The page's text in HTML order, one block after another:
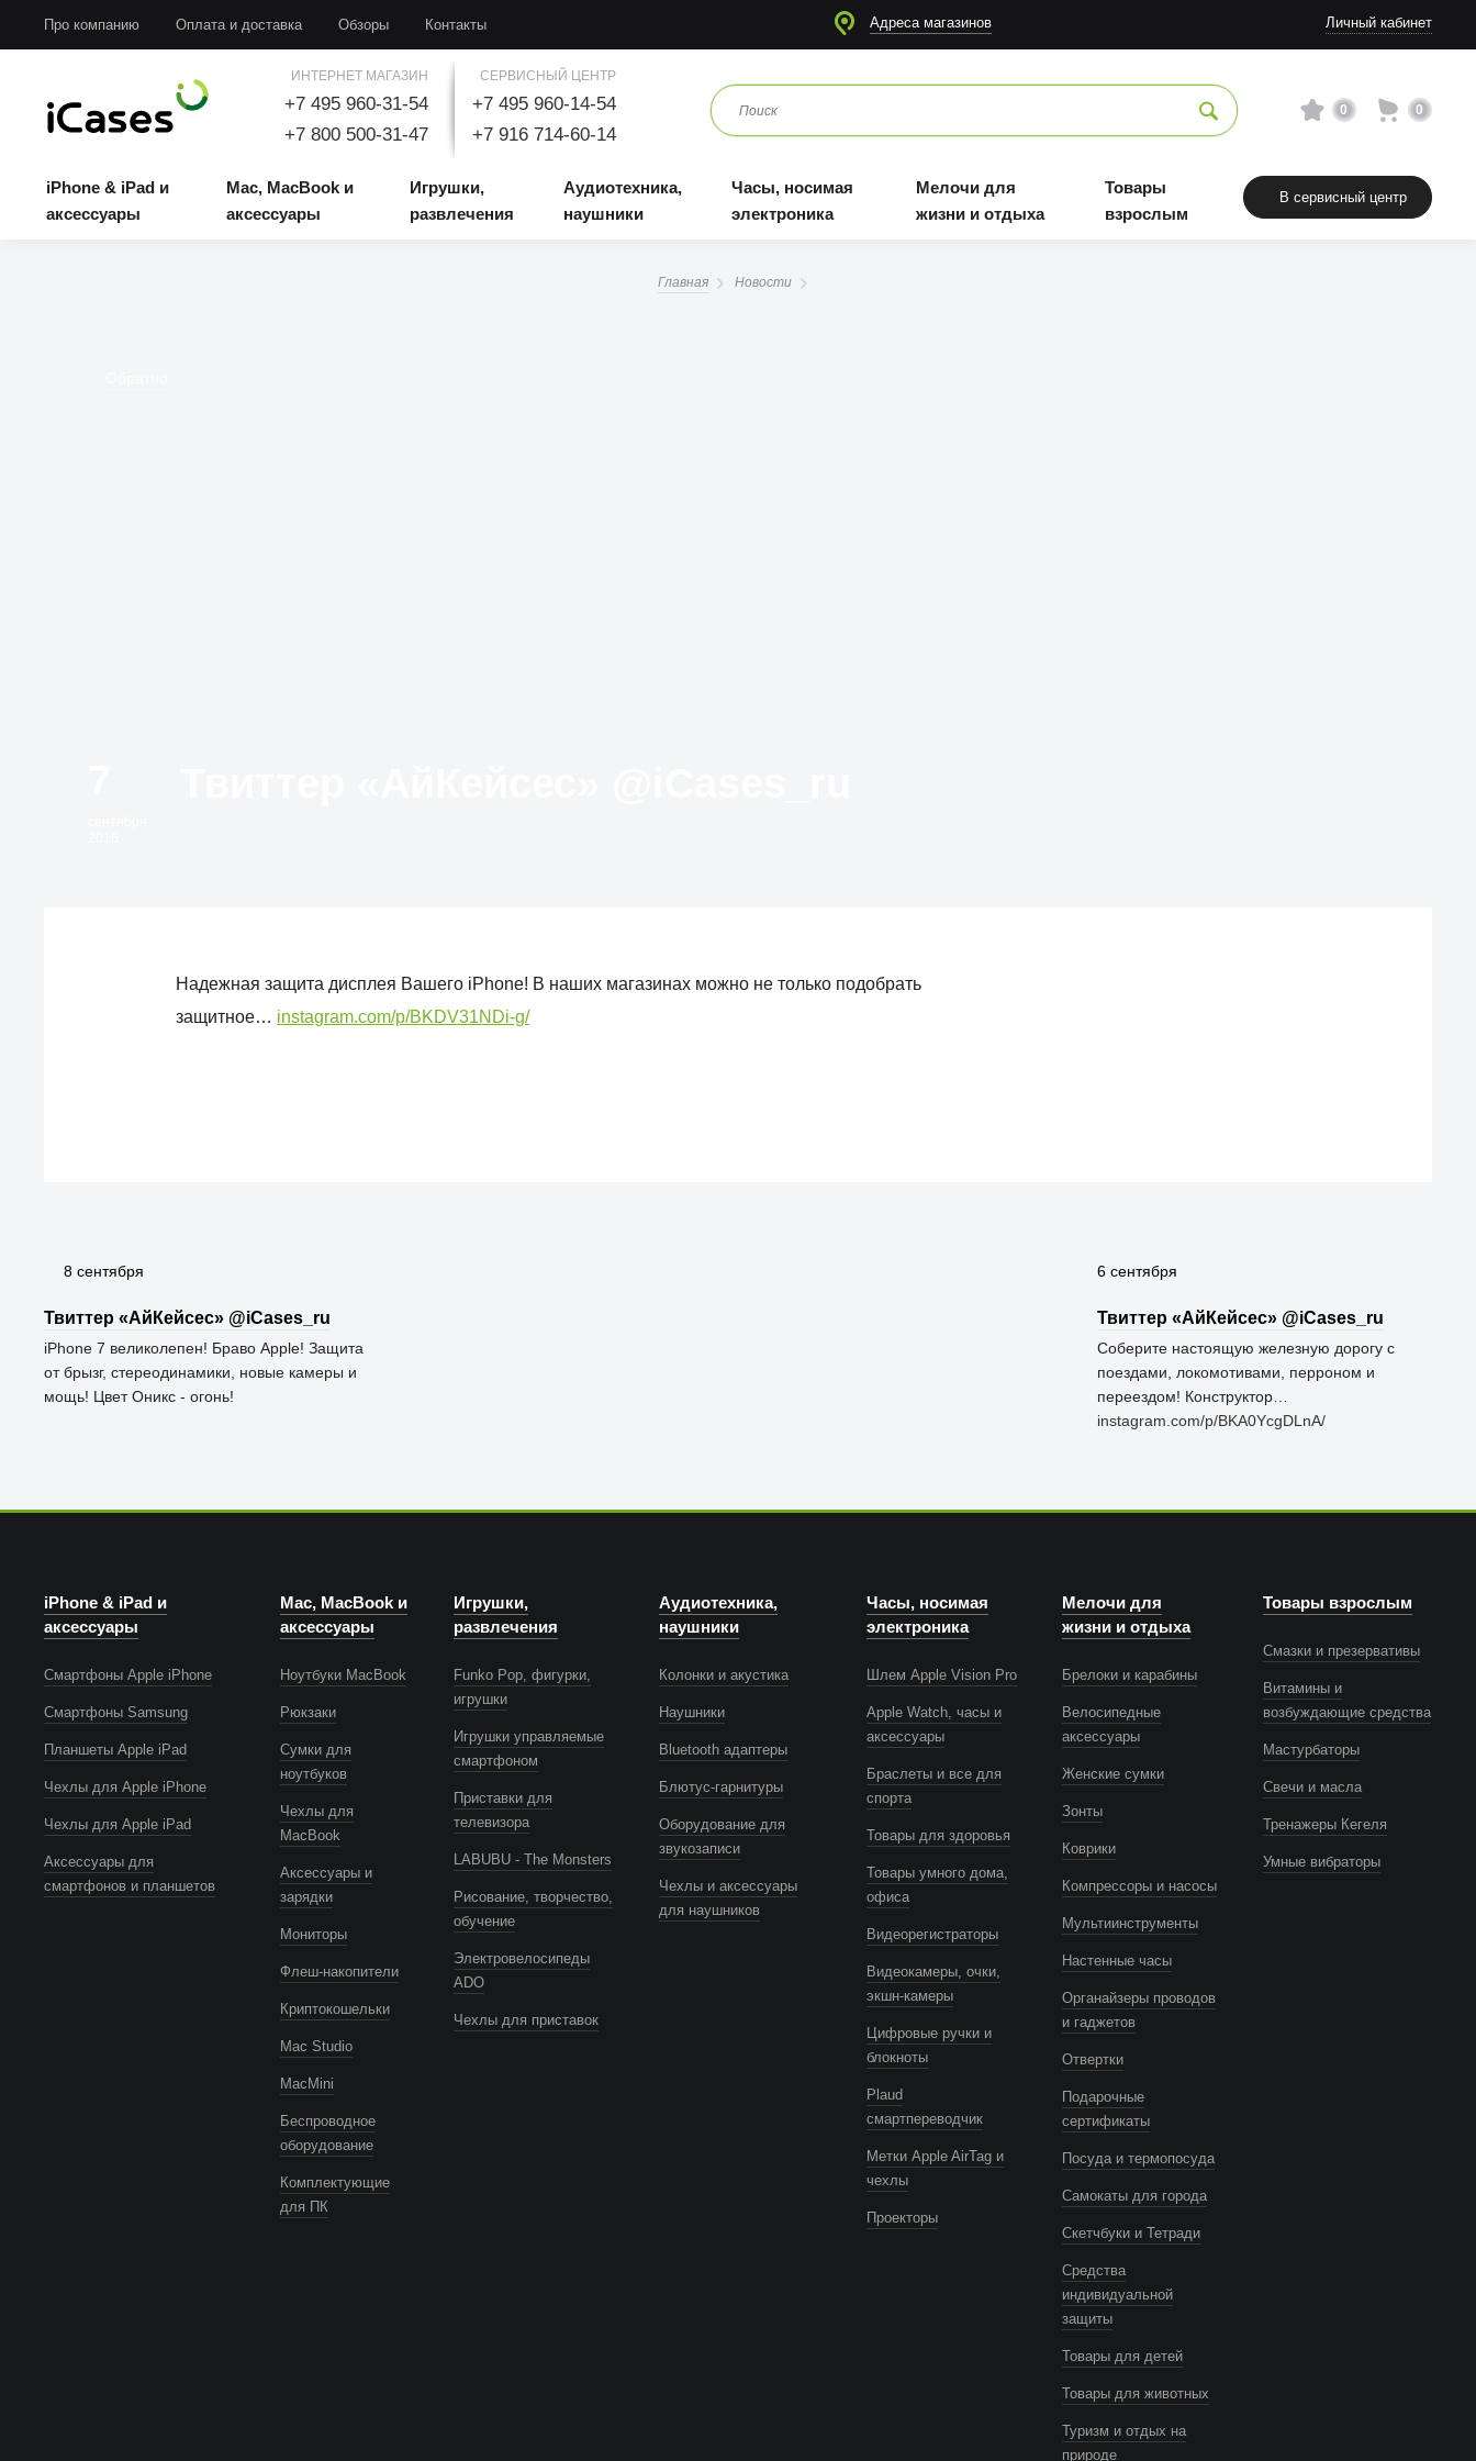
Про компанию Оплата и доставка Обзоры Контакты Адреса магазинов Личный кабинет
ИНТЕРНЕТ МАГАЗИН
+7 495 960-31-54
+7 800 500-31-47
СЕРВИСНЫЙ ЦЕНТР
+7 495 960-14-54
+7 916 714-60-14
0 0
iPhone & iPad и
аксессуары
Mac, MacBook и
аксессуары
Игрушки,
развлечения
Аудиотехника,
наушники
Часы, носимая
электроника
Мелочи для
жизни и отдыха
Товары
взрослым
В сервисный центр
Главная Новости
Надежная защита дисплея Вашего iPhone! В наших магазинах можно не только подобрать
защитное… instagram.com/p/BKDV31NDi-g/
6 сентября
Твиттер «АйКейсес» ‏@iCases_ru
Соберите настоящую железную дорогу с
поездами, локомотивами, перроном и
переездом! Конструктор…
instagram.com/p/BKA0YcgDLnA/
8 сентября
Твиттер «АйКейсес» ‏@iCases_ru
iPhone 7 великолепен! Браво Apple! Защита
от брызг, стереодинамики, новые камеры и
мощь! Цвет Оникс - огонь!
iPhone & iPad и
аксессуары
Смартфоны Apple iPhone
Смартфоны Samsung
Планшеты Apple iPad
Чехлы для Apple iPhone
Чехлы для Apple iPad
Аксессуары для
смартфонов и планшетов
Mac, MacBook и
аксессуары
Ноутбуки MacBook
Рюкзаки
Сумки для
ноутбуков
Чехлы для
MacBook
Аксессуары и
зарядки
Мониторы
Флеш-накопители
Криптокошельки
Mac Studio
MacMini
Беспроводное
оборудование
Комплектующие
для ПК
Игрушки,
развлечения
Funko Pop, фигурки,
игрушки
Игрушки управляемые
смартфоном
Приставки для
телевизора
LABUBU - The Monsters
Рисование, творчество,
обучение
Электровелосипеды
ADO
Чехлы для приставок
Аудиотехника,
наушники
Колонки и акустика
Наушники
Bluetooth адаптеры
Блютус-гарнитуры
Оборудование для
звукозаписи
Чехлы и аксессуары
для наушников
Часы, носимая
электроника
Шлем Apple Vision Pro
Apple Watch, часы и
аксессуары
Браслеты и все для
спорта
Товары для здоровья
Товары умного дома,
офиса
Видеорегистраторы
Видеокамеры, очки,
экшн-камеры
Цифровые ручки и
блокноты
Plaud
смартпереводчик
Метки Apple AirTag и
чехлы
Проекторы
Мелочи для
жизни и отдыха
Брелоки и карабины
Велосипедные
аксессуары
Женские сумки
Зонты
Коврики
Компрессоры и насосы
Мультиинструменты
Настенные часы
Органайзеры проводов
и гаджетов
Отвертки
Подарочные
сертификаты
Посуда и термопосуда
Самокаты для города
Скетчбуки и Тетради
Средства
индивидуальной
защиты
Товары для детей
Товары для животных
Туризм и отдых на
природе
Товары взрослым
Смазки и презервативы
Витамины и
возбуждающие средства
Мастурбаторы
Свечи и масла
Тренажеры Кегеля
Умные вибраторы